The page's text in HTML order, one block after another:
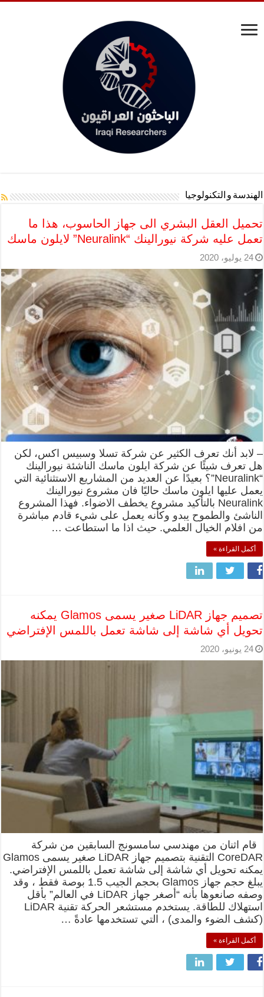
الهندسة و التكنولوجيا
تحميل العقل البشري الى جهاز الحاسوب، هذا ما
تعمل عليه شركة نيورالينك “Neuralink” لايلون ماسك
24 يوليو، 2020
– لابد أنك تعرف الكثير عن شركة تسلا وسبيس اكس، لكن
هل تعرف شيئًا عن شركة ايلون ماسك الناشئة نيورالينك
“Neuralink”؟ بعيدًا عن العديد من المشاريع الاستثنائية التي
يعمل عليها ايلون ماسك حاليًا فان مشروع نيورالينك
Neuralink بالتأكيد مشروع يخطف الاضواء. فهذا المشروع
الناشئ والطموح يبدو وكأنه يعمل على شيء قادم مباشرة
من افلام الخيال العلمي. حيث اذا ما استطاعت …
أكمل القراءة »
تصميم جهاز LiDAR صغير يسمى Glamos يمكنه
تحويل أي شاشة إلى شاشة تعمل باللمس الإفتراضي
24 يونيو، 2020
قام اثنان من مهندسي سامسونج السابقين من شركة
CoreDAR التقنية بتصميم جهاز LiDAR صغير يسمى Glamos
يمكنه تحويل أي شاشة إلى شاشة تعمل باللمس الإفتراضي.
يبلغ حجم جهاز Glamos بحجم الجيب 1.5 بوصة فقط ، وقد
وصفه صانعوها بأنه “أصغر جهاز LiDAR في العالم” بأقل
استهلاك للطاقة. يستخدم مستشعر الحركة تقنية LiDAR
(كشف الضوء والمدى) ، التي تستخدمها عادةً …
أكمل القراءة »